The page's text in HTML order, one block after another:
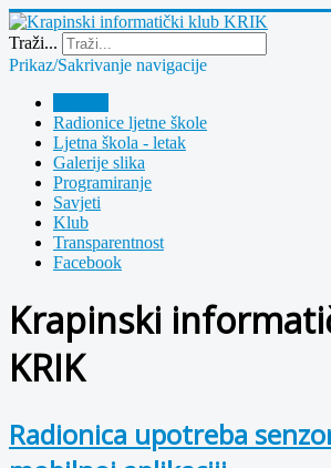
Traži...
Prikaz/Sakrivanje navigacije
Radionice ljetne škole
Ljetna škola - letak
Galerije slika
Programiranje
Savjeti
Klub
Transparentnost
Facebook
Krapinski
KRIK
Radionica upotreba
Year
Month
Year
Month